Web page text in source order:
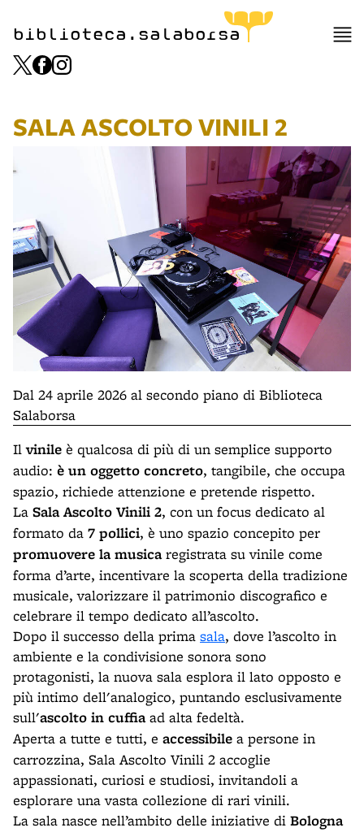
biblioteca.salaborsa
SALA ASCOLTO VINILI 2
Dal 24 aprile 2026 al secondo piano di Biblioteca
Salaborsa
Ilvinile è qualcosa di più di un semplice supporto
audio: è un oggetto concreto, tangibile, che occupa
spazio, richiede attenzione e pretende rispetto.
La Sala Ascolto Vinili 2, con un focus dedicato al
formato da 7 pollici, è uno spazio concepito per
promuovere la musicaregistrata su vinile come
forma d’arte, incentivare la scoperta della tradizione
musicale, valorizzare il patrimonio discografico e
celebrare il tempo dedicato all’ascolto.
Dopo il successo della prima sala, dove l’ascolto in
ambiente e la condivisione sonora sono
protagonisti, la nuova sala esplora il lato opposto e
più intimo dell'analogico, puntando esclusivamente
sull'ascolto in cuffiaad alta fedeltà.
Aperta a tutte e tutti, e accessibile a persone in
carrozzina, Sala Ascolto Vinili 2 accoglie
appassionati, curiosi e studiosi, invitandoli a
esplorare una vasta collezione di rari vinili.
La sala nasce nell’ambito delle iniziative di Bologna